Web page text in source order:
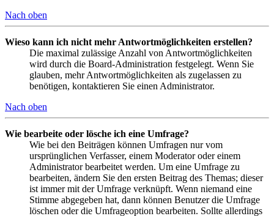
Nach oben
Wieso kann ich nicht mehr Antwortmöglichkeiten erstellen?
Die maximal zulässige Anzahl von Antwortmöglichkeiten
wird durch die Board-Administration festgelegt. Wenn Sie
glauben, mehr Antwortmöglichkeiten als zugelassen zu
benötigen, kontaktieren Sie einen Administrator.
Nach oben
Wie bearbeite oder lösche ich eine Umfrage?
Wie bei den Beiträgen können Umfragen nur vom
ursprünglichen Verfasser, einem Moderator oder einem
Administrator bearbeitet werden. Um eine Umfrage zu
bearbeiten, ändern Sie den ersten Beitrag des Themas; dieser
ist immer mit der Umfrage verknüpft. Wenn niemand eine
Stimme abgegeben hat, dann können Benutzer die Umfrage
löschen oder die Umfrageoption bearbeiten. Sollte allerdings